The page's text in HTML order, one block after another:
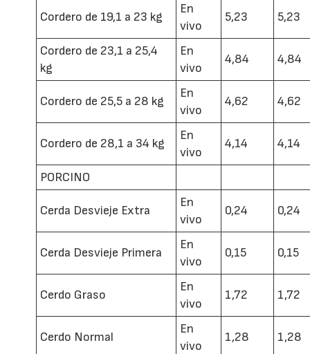
Cordero de 19,1 a 23 kg
En
vivo
5,23 5,23
Cordero de 23,1 a 25,4
kg
En
vivo
4,84 4,84
Cordero de 25,5 a 28 kg
En
vivo
4,62 4,62
Cordero de 28,1 a 34 kg
En
vivo
4,14 4,14
PORCINO
Cerda Desvieje Extra
En
vivo
0,24 0,24
Cerda Desvieje Primera
En
vivo
0,15 0,15
Cerdo Graso
En
vivo
1,72 1,72
Cerdo Normal
En
vivo
1,28 1,28